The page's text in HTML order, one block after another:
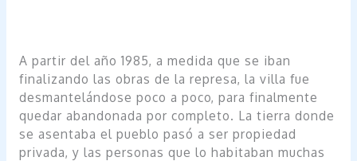
A partir del año 1985, a medida que se iban
finalizando las obras de la represa, la villa fue
desmantelándose poco a poco, para finalmente
quedar abandonada por completo. La tierra donde
se asentaba el pueblo pasó a ser propiedad
privada, y las personas que lo habitaban muchas